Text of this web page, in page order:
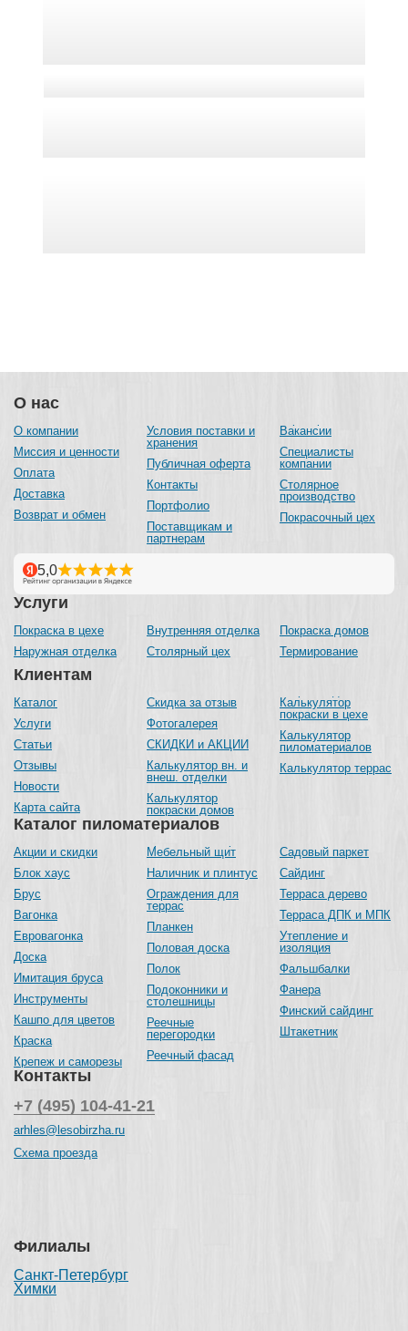
О нас
О компании
Миссия и ценности
Оплата
Доставка
Возврат и обмен
Условия поставки и
хранения
Публичная оферта
Контакты
Портфолио
Поставщикам и
партнерам
Вакансии
Специалисты
компании
Столярное
производство
Покрасочный цех
Каталог пиломатериалов
Акции и скидки
Блок хаус
Брус
Вагонка
Евровагонка
Доска
Имитация бруса
Инструменты
Кашпо для цветов
Краска
Крепеж и саморезы
Мебельный щит
Наличник и плинтус
Ограждения для
террас
Планкен
Половая доска
Полок
Подоконники и
столешницы
Реечные
перегородки
Реечный фасад
Садовый паркет
Сайдинг
Терраса дерево
Терраса ДПК и МПК
Утепление и
изоляция
Фальшбалки
Фанера
Финский сайдинг
Штакетник
Услуги
Покраска в цехе
Наружная отделка
Внутренняя отделка
Столярный цех
Покраска домов
Термирование
Клиентам
Каталог
Услуги
Статьи
Отзывы
Новости
Карта сайта
Скидка за отзыв
Фотогалерея
СКИДКИ и АКЦИИ
Калькулятор вн. и
внеш. отделки
Калькулятор
покраски домов
Калькулятор
покраски в цехе
Калькулятор
пиломатериалов
Калькулятор террас
Контакты
+7 (495) 104-41-21
arhles@lesobirzha.ru
Схема проезда
Филиалы
Санкт-Петербург
Химки